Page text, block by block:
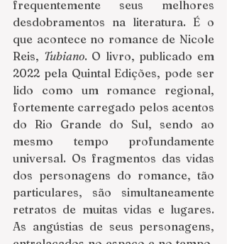
frequentemente seus melhores
desdobramentos na literatura. É o
que acontece no romance de Nicole
Reis, Tubiano. O livro, publicado em
2022 pela Quintal Edições, pode ser
lido como um romance regional,
fortemente carregado pelos acentos
do Rio Grande do Sul, sendo ao
mesmo tempo profundamente
universal. Os fragmentos das vidas
dos personagens do romance, tão
particulares, são simultaneamente
retratos de muitas vidas e lugares.
As angústias de seus personagens,